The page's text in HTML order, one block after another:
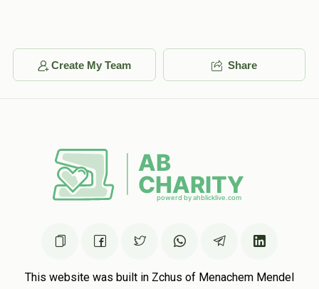
Create My Team Share
This website was built in Zchus of Menachem Mendel